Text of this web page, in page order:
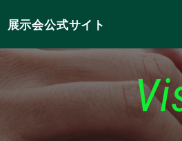
展示会公式サイト